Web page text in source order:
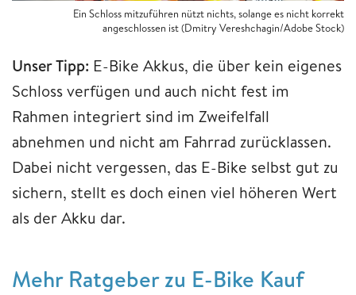
Ein Schloss mitzuführen nützt nichts, solange es nicht korrekt
angeschlossen ist (Dmitry Vereshchagin/Adobe Stock)
Unser Tipp: E-Bike Akkus, die über kein eigenes
Schloss verfügen und auch nicht fest im
Rahmen integriert sind im Zweifelfall
abnehmen und nicht am Fahrrad zurücklassen.
Dabei nicht vergessen, das E-Bike selbst gut zu
sichern, stellt es doch einen viel höheren Wert
als der Akku dar.
Mehr Ratgeber zu E-Bike Kauf